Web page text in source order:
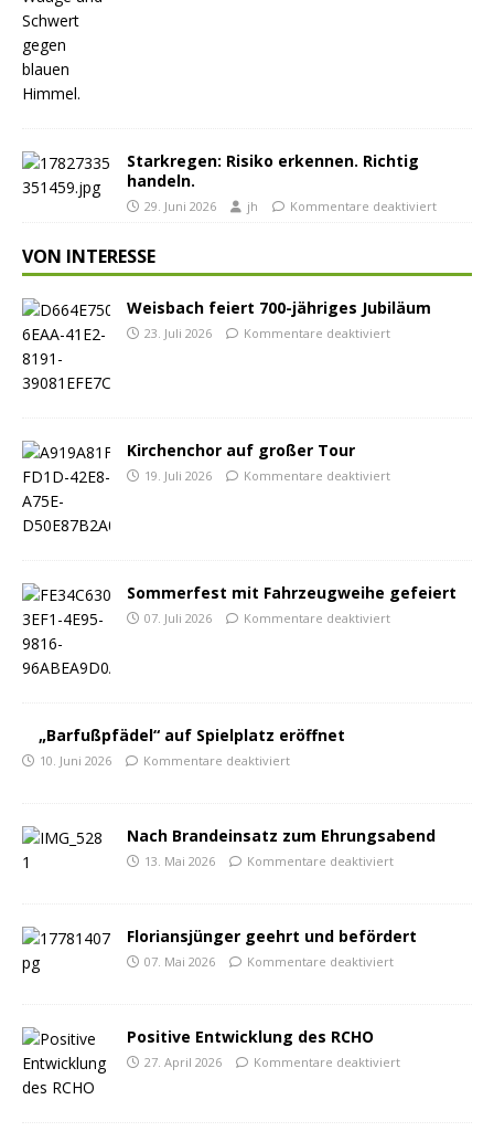
Starkregen: Risiko erkennen. Richtig
handeln.
29. Juni 2026 jh Kommentare deaktiviert
VON INTERESSE
Weisbach feiert 700-jähriges Jubiläum
23. Juli 2026 Kommentare deaktiviert
Kirchenchor auf großer Tour
19. Juli 2026 Kommentare deaktiviert
Sommerfest mit Fahrzeugweihe gefeiert
07. Juli 2026 Kommentare deaktiviert
„Barfußpfädel“ auf Spielplatz eröffnet
10. Juni 2026 Kommentare deaktiviert
Nach Brandeinsatz zum Ehrungsabend
13. Mai 2026 Kommentare deaktiviert
Floriansjünger geehrt und befördert
07. Mai 2026 Kommentare deaktiviert
Positive Entwicklung des RCHO
27. April 2026 Kommentare deaktiviert